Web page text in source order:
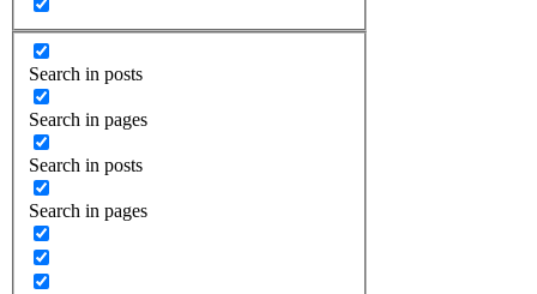
Search in posts
Search in pages
Search in posts
Search in pages